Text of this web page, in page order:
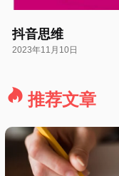
抖音思维
2023年11月10日
推荐文章